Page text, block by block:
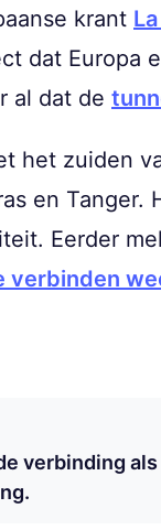
krant
dat Europa
al dat de
het zuiden
en Tanger.
Eerder
verbinden
verbinding